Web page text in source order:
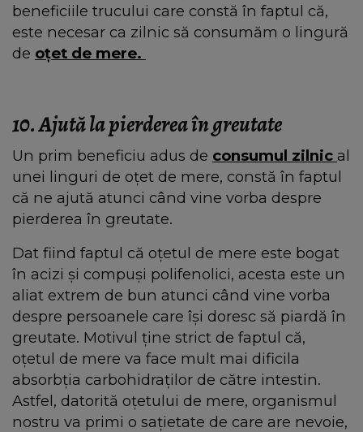
beneficiile trucului care constă în faptul că,
este necesar ca zilnic să consumăm o lingură
de oțet de mere.
10. Ajută la pierderea în greutate
Un prim beneficiu adus de consumul zilnic al
unei linguri de oțet de mere, constă în faptul
că ne ajută atunci când vine vorba despre
pierderea în greutate.
Dat fiind faptul că oțetul de mere este bogat
în acizi și compuși polifenolici, acesta este un
aliat extrem de bun atunci când vine vorba
despre persoanele care își doresc să piardă în
greutate. Motivul ține strict de faptul că,
oțetul de mere va face mult mai dificila
absorbția carbohidraților de către intestin.
Astfel, datorită oțetului de mere, organismul
nostru va primi o sațietate de care are nevoie,